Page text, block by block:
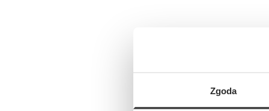
Zgoda